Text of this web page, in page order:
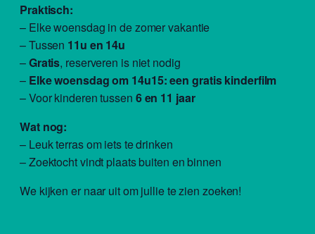
Praktisch:
– Elke woensdag in de zomer vakantie
– Tussen 11u en 14u
–Gratis, reserveren is niet nodig
– Elke woensdag om 14u15: een gratis kinderfilm
– Voor kinderen tussen 6 en 11 jaar
Wat nog:
– Leuk terras om iets te drinken
– Zoektocht vindt plaats buiten en binnen
We kijken er naar uit om jullie te zien zoeken!